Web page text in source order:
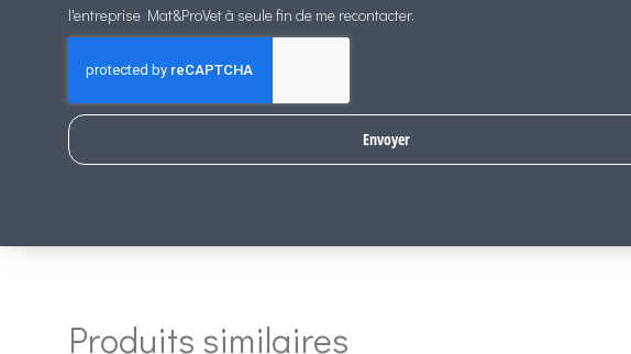
l'entreprise Mat&ProVet à seule fin de me recontacter.
Envoyer
Produits similaires